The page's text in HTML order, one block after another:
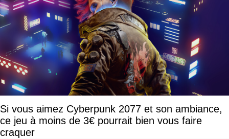
Si vous aimez Cyberpunk 2077 et son ambiance,
ce jeu à moins de 3€ pourrait bien vous faire
craquer